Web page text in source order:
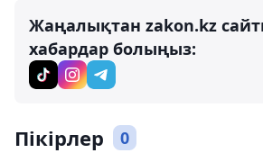
Жаңалықтан zakon.kz
хабардар болыңыз:
Пікірлер 0